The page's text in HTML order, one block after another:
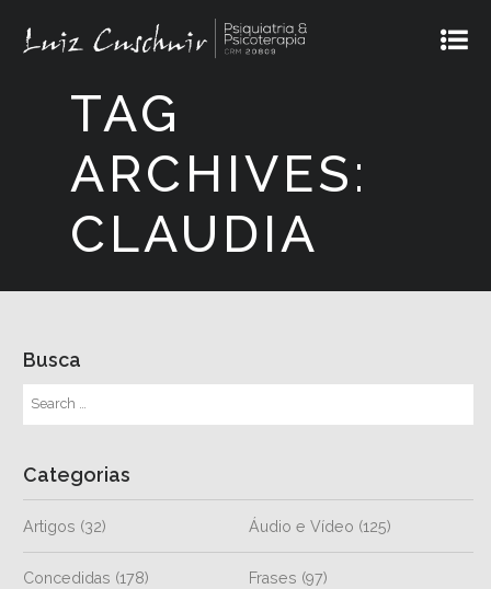
TAG
ARCHIVES:
CLAUDIA
Busca
Categorias
Artigos (32) Áudio e Vídeo (125)
Concedidas (178) Frases (97)